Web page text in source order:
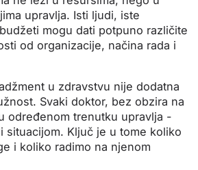
upravlja. Isti ljudi, iste
mogu dati potpuno različite
od organizacije, načina rada i
u zdravstvu nije dodatna
Svaki doktor, bez obzira na
određenom trenutku upravlja -
situacijom. Ključ je u tome koliko
i koliko radimo na njenom